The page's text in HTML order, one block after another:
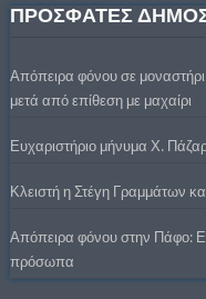
ΠΡΟΣΦΑΤΕΣ
Απόπειρα φόνου σε
μετά από επίθεση με μαχαίρι
Ευχαριστήριο μήνυμα Χ.
Κλειστή η Στέγη Γραμμάτων
Απόπειρα φόνου στην Πάφο:
πρόσωπα